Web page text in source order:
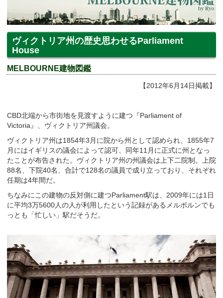
ヴィクトリア州の歴史思わせるParliament
House
MELBOURNE建物図鑑
【2012年6月14日掲載】
CBD北端から市街地を見渡すように建つ『Parliament of
Victoria』、ヴィクトリア州議会。
ヴィクトリア州は1854年3月に院から州として認められ、1855年7
月にはイギリスの議会によって認可、同年11月に正式に州となっ
たことが布告された。ヴィクトリア州の州議会は上下二院制。上院
88名、下院40名、合計で128名の議員で成り立っており、それぞれ
任期は4年間だ。
ちなみにこの建物の反対側に建つParliament駅は、2009年には1日
に平均3万5600人の人が利用したという記録があるメルボルンでも
っとも「忙しい」駅だそうだ。